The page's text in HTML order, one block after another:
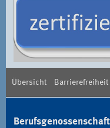
Übersicht Barrierefreiheit
Berufsgenossenschaft